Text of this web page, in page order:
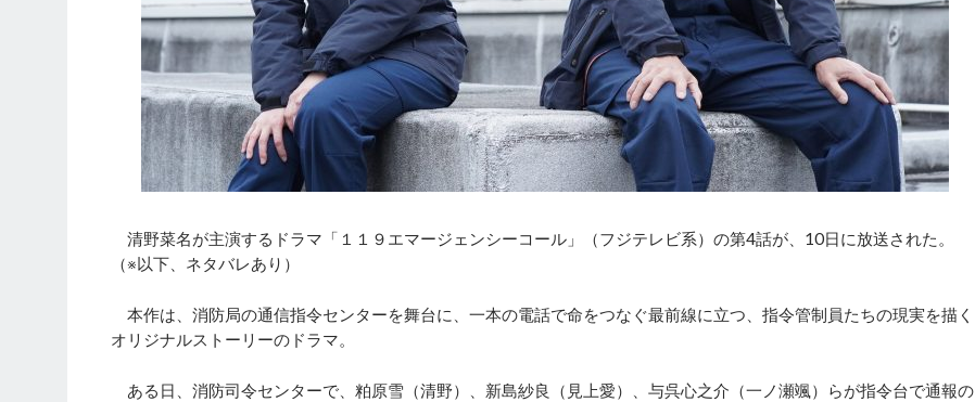
清野菜名が主演するドラマ「１１９エマージェンシーコール」（フジテレビ系）の第4話が、10日に放送された。
（※以下、ネタバレあり）
本作は、消防局の通信指令センターを舞台に、一本の電話で命をつなぐ最前線に立つ、指令管制員たちの現実を描く
オリジナルストーリーのドラマ。
ある日、消防司令センターで、粕原雪（清野）、新島紗良（見上愛）、与呉心之介（一ノ瀬颯）らが指令台で通報の